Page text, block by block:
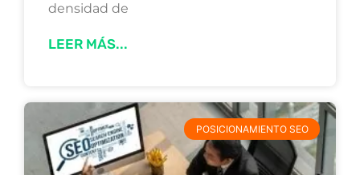
densidad de
LEER MÁS...
POSICIONAMIENTO SEO